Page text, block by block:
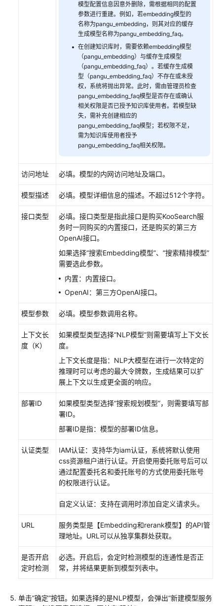
KooSearch
识
KooSearch
KooSearch
索
KooSearch
识
理
KooSearch
KooSearch
话
应
用
模型配置信息因意外删除，需根据相同的配置
参数进行重建。例如，若embedding模型的
名称为pangu_embedding，则其对应的缓存
生成模型名称为pangu_embedding_faq。
在创建知识库时，需要依赖embedding模型
（pangu_embedding）与缓存生成模型
（pangu_embedding_faq）。若缓存生成模
型（pangu_embedding_faq）不存在或未授
权，系统将抛出异常。此时，需由管理员检查
pangu_embedding_faq模型是否存在或确认
相关权限是否已授予知识库使用者。若模型缺
失，需补充创建相应的
pangu_embedding_faq模型；若权限不足，
需为知识库使用者授予
pangu_embedding_faq相关权限。
访问地址 必填。模型的内网访问地址及端口。
模型描述 必填。模型详细信息的描述。不超过512个字符。
接口类型
必填。接口类型是指此接口是购买KooSearch服
务时一同购买的内置接口，还是购买的第三方
OpenAI接口。
如果选择“搜索Embedding模型”、“搜索精排模型”
需要选此参数。
内置：内置接口。
OpenAI：第三方OpenAI接口。
模型参数 必填。模型参数调用名称。
上下文长
度（K）
如果模型类型选择“NLP模型”则需要填写上下文长
度。
上下文长度是指：NLP大模型在进行一次特定的
推理时可以考虑的最大令牌数，生成结果可以扩
展上下文以生成更全面的响应。
部署ID
如果模型类型选择“搜索规划模型”，则需要填写部
署ID。
部署ID是指：模型的部署ID信息。
认证类型
IAM认证：支持华为iam认证，系统将默认使用
css资源租户进行认证。开启使用委托账号后可以
通过配置委托名和委托账号的方式使用委托账号
的权限进行认证。
自定义认证：支持在调用时添加自定义请求头。
URL
服务类型是【Embedding和rerank模型】的API管
理地址。URL可以从独享集群处获取。
是否开启
定时检测
必选。开启后，会定时检测模型的连通性是否正
常，并将结果更新到模型列表中。
单击“确定”按钮。如果选择的是NLP模型，会弹出“新建模型服务